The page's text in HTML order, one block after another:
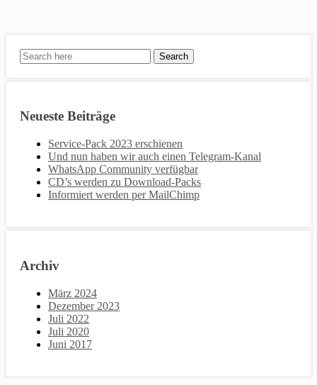
Neueste Beiträge
Service-Pack 2023 erschienen
Und nun haben wir auch einen Telegram-Kanal
WhatsApp Community verfügbar
CD’s werden zu Download-Packs
Informiert werden per MailChimp
Archiv
März 2024
Dezember 2023
Juli 2022
Juli 2020
Juni 2017